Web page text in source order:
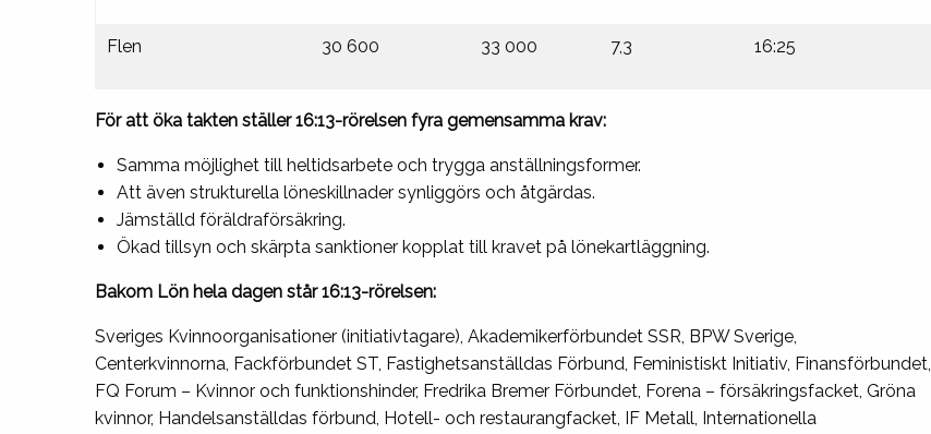
Flen 30 600 33 000 7,3 16:25
För att öka takten ställer 16:13-rörelsen fyra gemensamma krav:
Samma möjlighet till heltidsarbete och trygga anställningsformer.
Att även strukturella löneskillnader synliggörs och åtgärdas.
Jämställd föräldraförsäkring.
Ökad tillsyn och skärpta sanktioner kopplat till kravet på lönekartläggning.
Bakom Lön hela dagen står 16:13-rörelsen:
Sveriges Kvinnoorganisationer (initiativtagare), Akademikerförbundet SSR, BPW Sverige,
Centerkvinnorna, Fackförbundet ST, Fastighetsanställdas Förbund, Feministiskt Initiativ, Finansförbundet,
FQ Forum – Kvinnor och funktionshinder, Fredrika Bremer Förbundet, Forena – försäkringsfacket, Gröna
kvinnor, Handelsanställdas förbund, Hotell- och restaurangfacket, IF Metall, Internationella